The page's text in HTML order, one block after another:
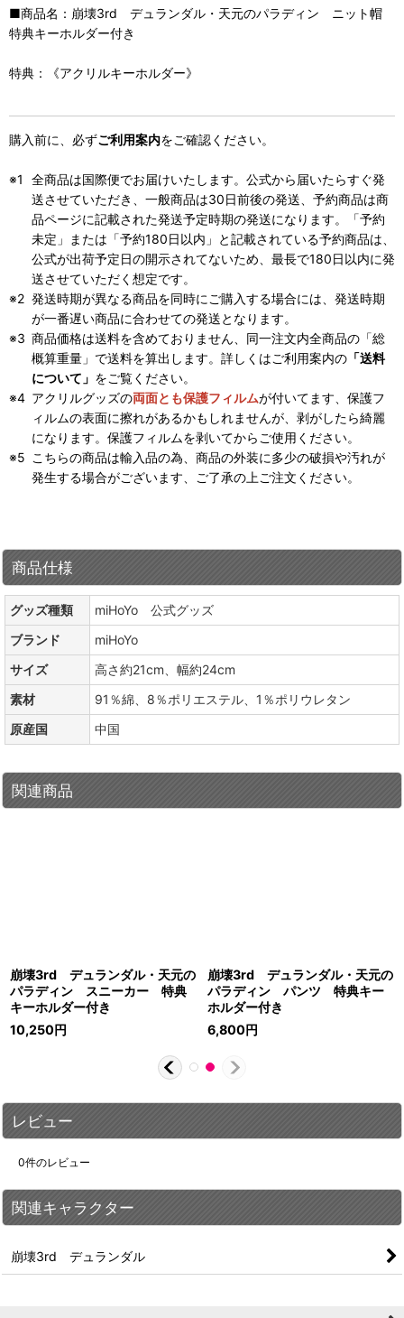
■商品名：崩壊3rd デュランダル・天元のパラディン ニット帽
特典キーホルダー付き
特典：《アクリルキーホルダー》
購入前に、必ずご利用案内をご確認ください。
全商品は国際便でお届けいたします。公式から届いたらすぐ発
送させていただき、一般商品は30日前後の発送、予約商品は商
品ページに記載された発送予定時期の発送になります。「予約
未定」または「予約180日以内」と記載されている予約商品は、
公式が出荷予定日の開示されてないため、最長で180日以内に発
送させていただく想定です。
発送時期が異なる商品を同時にご購入する場合には、発送時期
が一番遅い商品に合わせての発送となります。
商品価格は送料を含めておりません、同一注文内全商品の「総
概算重量」で送料を算出します。詳しくはご利用案内の 「送料
について」 をご覧ください。
アクリルグッズの両面とも保護フィルムが付いてます、保護フ
ィルムの表面に擦れがあるかもしれませんが、剥がしたら綺麗
になります。保護フィルムを剥いてからご使用ください。
こちらの商品は輸入品の為、商品の外装に多少の破損や汚れが
発生する場合がございます、ご了承の上ご注文ください。
商品仕様
グッズ種類
miHoYo 公式グッズ
ブランド
miHoYo
サイズ
高さ約21cm、幅約24cm
素材
91％綿、8％ポリエステル、1％ポリウレタン
原産国
中国
関連商品
崩壊3rd デュランダル・天元の
パラディン スニーカー 特典
キーホルダー付き
10,250円
崩壊3rd デュランダル・天元の
パラディン パンツ 特典キー
ホルダー付き
6,800円
レビュー
0件のレビュー
関連キャラクター
崩壊3rd デュランダル